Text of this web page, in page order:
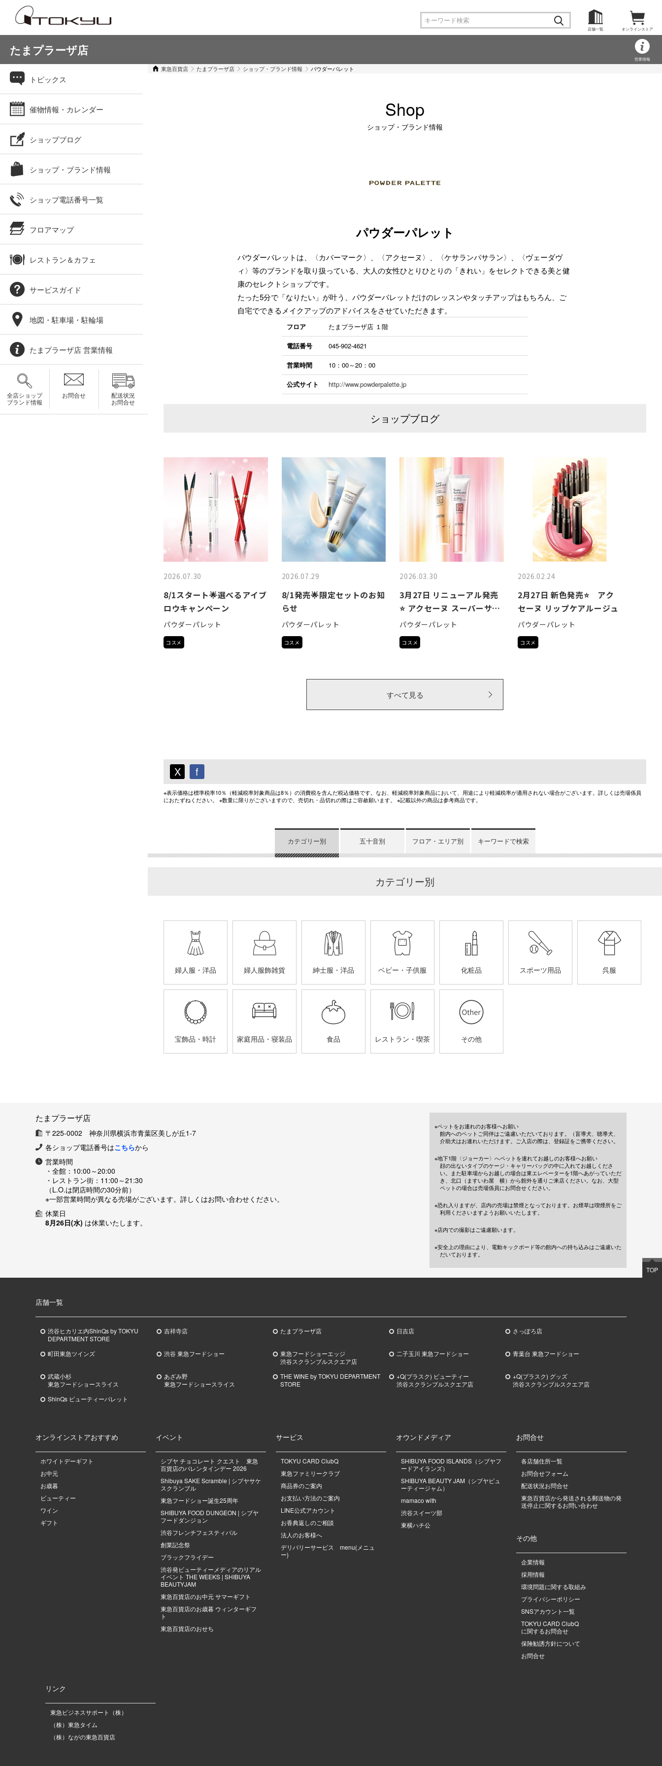
オンラインストア
店舗一覧
たまプラーザ店
営業情報
東急百貨店 たまプラーザ店 ショップ・ブランド情報 パウダーパレット
Shop
ショップ・ブランド情報
パウダーパレット
パウダーパレットは、〈カバーマーク〉、〈アクセーヌ〉、〈ケサランパサラン〉、〈ヴェーダヴ
ィ〉等のブランドを取り扱っている、大人の女性ひとりひとりの「きれい」をセレクトできる美と健
康のセレクトショップです。
たった5分で「なりたい」が叶う、パウダーパレットだけのレッスンやタッチアップはもちろん、ご
自宅でできるメイクアップのアドバイスをさせていただきます。
フロア たまプラーザ店 １階
電話番号 045-902-4621
営業時間 10：00～20：00
公式サイト http://www.powderpalette.jp
ショップブログ
すべて見る
X f
※表示価格は標準税率10％（軽減税率対象商品は8％）の消費税を含んだ税込価格です。なお、軽減税率対象商品において、用途により軽減税率が適用されない場合がございます。詳しくは売場係員
におたずねください。 ※数量に限りがございますので、売切れ・品切れの際はご容赦願います。 ※記載以外の商品は参考商品です。
カテゴリー別 五十音別 フロア・エリア別 キーワードで検索
カテゴリー別
婦人服・洋品 婦人服飾雑貨 紳士服・洋品 ベビー・子供服 化粧品 スポーツ用品 呉服
宝飾品・時計 家庭用品・寝装品 食品 レストラン・喫茶 その他
トピックス
催物情報・カレンダー
ショップブログ
ショップ・ブランド情報
ショップ電話番号一覧
フロアマップ
レストラン＆カフェ
サービスガイド
地図・駐車場・駐輪場
たまプラーザ店 営業情報
全店ショップ
ブランド情報
お問合せ
配送状況
お問合せ
たまプラーザ店
〒225-0002 神奈川県横浜市青葉区美しが丘1-7
各ショップ電話番号はこちらから
営業時間
・全館： 10:00～20:00
・レストラン街： 11:00～21:30
（L.O.は閉店時間の30分前）
※一部営業時間が異なる売場がございます。詳しくはお問い合わせください。
休業日
8月26日(水) は休業いたします。
※ペットをお連れのお客様へお願い
館内へのペットご同伴はご遠慮いただいております。（盲導犬、聴導犬、
介助犬はお連れいただけます。ご入店の際は、登録証をご携帯ください。
※地下1階〈ジョーカー〉へペットを連れてお越しのお客様へお願い
顔の出ないタイプのケージ・キャリーバッグの中に入れてお越しくださ
い。また駐車場からお越しの場合は東エレベーターを1階へあがっていただ
き、北口（ますいわ屋 横）から館外を通りご来店ください。なお、大型
ペットの場合は売場係員にお問合せください。
※恐れ入りますが、店内の売場は禁煙となっております。お煙草は喫煙所をご
利用くださいますようお願いいたします。
※店内での撮影はご遠慮願います。
※安全上の理由により、電動キックボード等の館内への持ち込みはご遠慮いた
だいております。
TOP
店舗一覧
渋谷ヒカリエ内ShinQs by TOKYU
DEPARTMENT STORE
吉祥寺店 たまプラーザ店 日吉店 さっぽろ店
町田東急ツインズ 渋谷 東急フードショー
東急フードショーエッジ
渋谷スクランブルスクエア店
二子玉川 東急フードショー 青葉台 東急フードショー
武蔵小杉
東急フードショースライス
あざみ野
東急フードショースライス
THE WINE by TOKYU DEPARTMENT
STORE
+Q(プラスク) ビューティー
渋谷スクランブルスクエア店
+Q(プラスク) グッズ
渋谷スクランブルスクエア店
ShinQs ビューティーパレット
オンラインストアおすすめ
ホワイトデーギフト
お中元
お歳暮
ビューティー
ワイン
ギフト
イベント
シブヤ チョコレート クエスト 東急
百貨店のバレンタインデー 2026
Shibuya SAKE Scramble | シブヤサケ
スクランブル
東急フードショー誕生25周年
SHIBUYA FOOD DUNGEON | シブヤ
フードダンジョン
渋谷フレンチフェスティバル
創業記念祭
ブラックフライデー
渋谷発ビューティーメディアのリアル
イベント THE WEEKS | SHIBUYA
BEAUTYJAM
東急百貨店のお中元 サマーギフト
東急百貨店のお歳暮 ウィンターギフ
ト
東急百貨店のおせち
サービス
TOKYU CARD ClubQ
東急ファミリークラブ
商品券のご案内
お支払い方法のご案内
LINE公式アカウント
お香典返しのご相談
法人のお客様へ
デリバリーサービス menu(メニュ
ー)
オウンドメディア
SHIBUYA FOOD ISLANDS（シブヤフ
ードアイランズ）
SHIBUYA BEAUTY JAM（シブヤビュ
ーティージャム）
mamaco with
渋谷スイーツ部
東横ハチ公
お問合せ
各店舗住所一覧
お問合せフォーム
配送状況お問合せ
東急百貨店から発送される郵送物の発
送停止に関するお問い合わせ
その他
企業情報
採用情報
環境問題に関する取組み
プライバシーポリシー
SNSアカウント一覧
TOKYU CARD ClubQ
に関するお問合せ
保険勧誘方針について
お問合せ
リンク
東急ビジネスサポート（株）
（株）東急タイム
（株）ながの東急百貨店